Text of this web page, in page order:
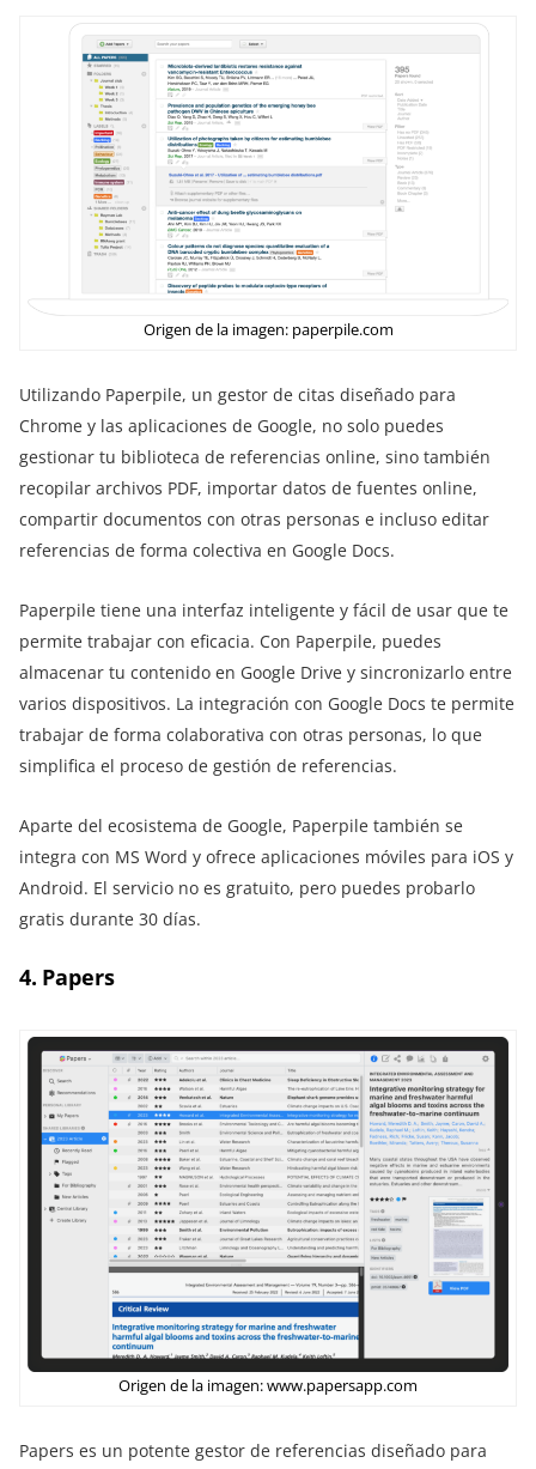
Origen de la imagen: paperpile.com
Utilizando Paperpile, un gestor de citas diseñado para
Chrome y las aplicaciones de Google, no solo puedes
gestionar tu biblioteca de referencias online, sino también
recopilar archivos PDF, importar datos de fuentes online,
compartir documentos con otras personas e incluso editar
referencias de forma colectiva en Google Docs.
Paperpile tiene una interfaz inteligente y fácil de usar que te
permite trabajar con eficacia. Con Paperpile, puedes
almacenar tu contenido en Google Drive y sincronizarlo entre
varios dispositivos. La integración con Google Docs te permite
trabajar de forma colaborativa con otras personas, lo que
simplifica el proceso de gestión de referencias.
Aparte del ecosistema de Google, Paperpile también se
integra con MS Word y ofrece aplicaciones móviles para iOS y
Android. El servicio no es gratuito, pero puedes probarlo
gratis durante 30 días.
4. Papers
Origen de la imagen: www.papersapp.com
Papers es un potente gestor de referencias diseñado para